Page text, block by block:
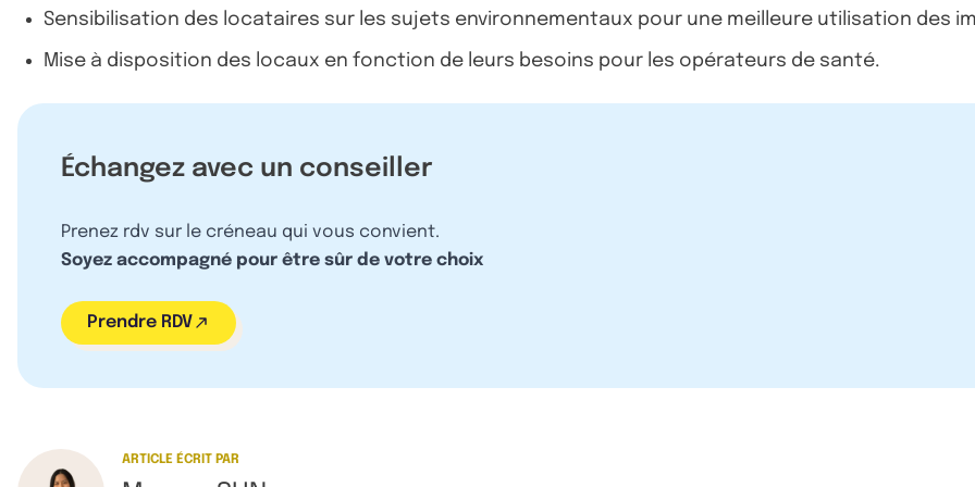
Sensibilisation des locataires sur les sujets environnementaux pour une meilleure utilisation des
Mise à disposition des locaux en fonction de leurs besoins pour les opérateurs de santé.
Échangez avec un conseiller
Prenez rdv sur le créneau qui vous convient.
Soyez accompagné pour être sûr de votre choix
Prendre RDV
ARTICLE ÉCRIT PAR